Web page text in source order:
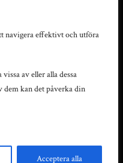
navigera effektivt och utföra
av eller alla dessa
dem kan det påverka din
Acceptera alla
AB
33 Norrköping